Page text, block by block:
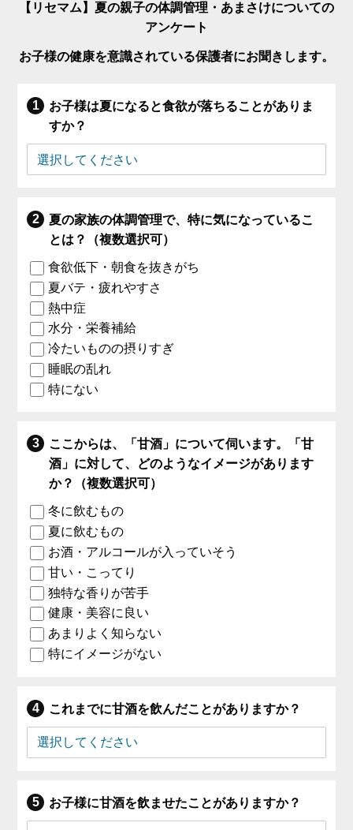
【リセマム】夏の親子の体調管理・あまさけについての
アンケート
お子様の健康を意識されている保護者にお聞きします。
お子様は夏になると食欲が落ちることがありま
すか？
夏の家族の体調管理で、特に気になっているこ
とは？（複数選択可）
食欲低下・朝食を抜きがち
夏バテ・疲れやすさ
熱中症
水分・栄養補給
冷たいものの摂りすぎ
睡眠の乱れ
特にない
ここからは、「甘酒」について伺います。「甘
酒」に対して、どのようなイメージがあります
か？（複数選択可）
冬に飲むもの
夏に飲むもの
お酒・アルコールが入っていそう
甘い・こってり
独特な香りが苦手
健康・美容に良い
あまりよく知らない
特にイメージがない
これまでに甘酒を飲んだことがありますか？
お子様に甘酒を飲ませたことがありますか？